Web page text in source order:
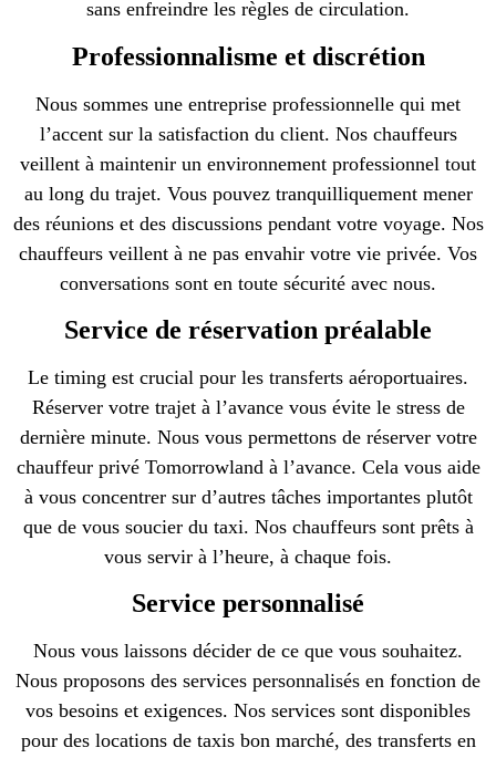
sans enfreindre les règles de circulation.
Professionnalisme et discrétion
Nous sommes une entreprise professionnelle qui met
l’accent sur la satisfaction du client. Nos chauffeurs
veillent à maintenir un environnement professionnel tout
au long du trajet. Vous pouvez tranquilliquement mener
des réunions et des discussions pendant votre voyage. Nos
chauffeurs veillent à ne pas envahir votre vie privée. Vos
conversations sont en toute sécurité avec nous.
Service de réservation préalable
Le timing est crucial pour les transferts aéroportuaires.
Réserver votre trajet à l’avance vous évite le stress de
dernière minute. Nous vous permettons de réserver votre
chauffeur privé Tomorrowland à l’avance. Cela vous aide
à vous concentrer sur d’autres tâches importantes plutôt
que de vous soucier du taxi. Nos chauffeurs sont prêts à
vous servir à l’heure, à chaque fois.
Service personnalisé
Nous vous laissons décider de ce que vous souhaitez.
Nous proposons des services personnalisés en fonction de
vos besoins et exigences. Nos services sont disponibles
pour des locations de taxis bon marché, des transferts en